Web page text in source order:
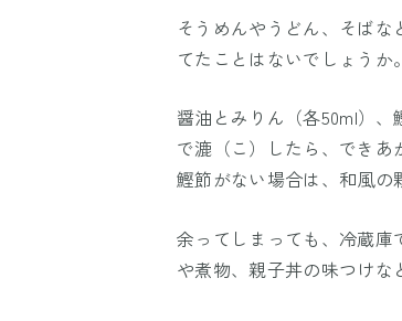
そうめんやうどん、そば
てたことはないでしょうか
醤油とみりん（各50ml）
で漉（こ）したら、できあ
鰹節がない場合は、和風の
余ってしまっても、冷蔵庫
や煮物、親子丼の味つけな